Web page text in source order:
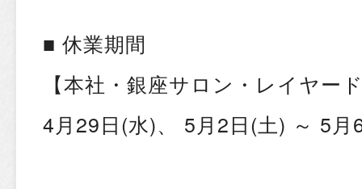
■ 休業期間
【本社・銀座サロン・レイヤー
4月29日(水)、 5月2日(土) ～ 5月